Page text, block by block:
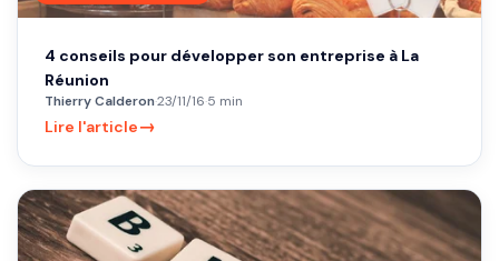
4 conseils pour développer son entreprise à La
Réunion
Thierry Calderon·23/11/16·5 min
Lire l'article→